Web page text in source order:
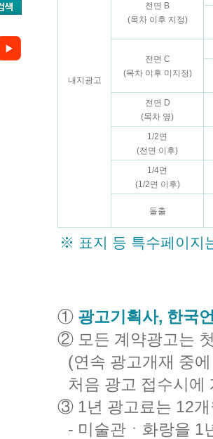
내지광고
전면 B
(목차 이후 지정)
전면 C
(목차 이후 미지정)
전면 D
(목차 옆)
1/2면
(전면 이후)
1/4면
(1/2면 이후)
돌출
※ 표지 등 특수페이지
① 광고기획사, 한국
② 모든 계약광고는
(연속 광고개재 중
처음 광고 접수시에
③ 1년 광고료는 12개
- 미술관ㆍ화랑을 1